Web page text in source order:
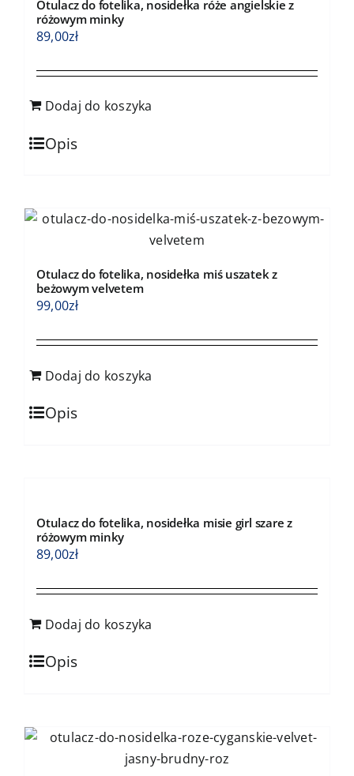
Otulacz do fotelika, nosidełka róże angielskie z
różowym minky
89,00zł
Dodaj do koszyka
Opis
Otulacz do fotelika, nosidełka miś uszatek z
beżowym velvetem
99,00zł
Dodaj do koszyka
Opis
Otulacz do fotelika, nosidełka misie girl szare z
różowym minky
89,00zł
Dodaj do koszyka
Opis